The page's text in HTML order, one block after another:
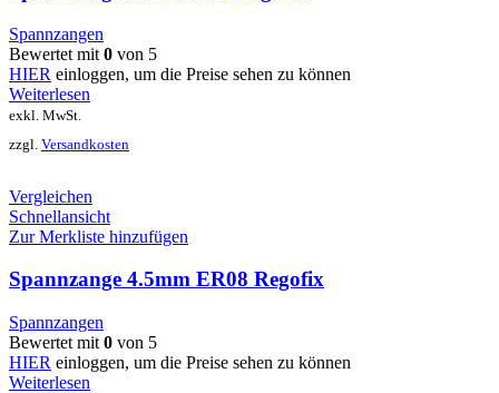
Spannzangen
Bewertet mit 0 von 5
HIER einloggen, um die Preise sehen zu können
Weiterlesen
exkl. MwSt.
zzgl. Versandkosten
Vergleichen
Schnellansicht
Zur Merkliste hinzufügen
Spannzange 4.5mm ER08 Regofix
Spannzangen
Bewertet mit 0 von 5
HIER einloggen, um die Preise sehen zu können
Weiterlesen